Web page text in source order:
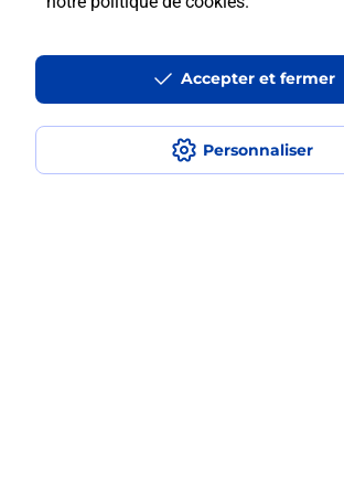
Personnaliser
Accepter et fermer
smartphone Samsung en
fois avec La Poste Mobile ?
Est-ce que je peux assurer mon
smartphone Samsung ?